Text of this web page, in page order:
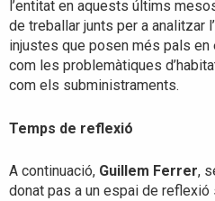
l’entitat en aquests últims
de treballar junts per a analitzar
injustes que posen més pals
com les problemàtiques
com els subministraments.
Temps de reflexió
A continuació, Guillem Ferrer,
donat pas a un espai de